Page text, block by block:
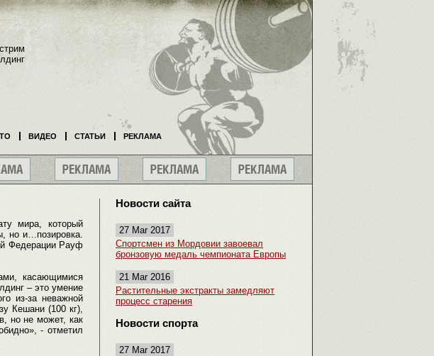
мира, который
но и…позировка.
Федерации Рауф
касающимися
– это умение
из-за неважной
Кешани (100 кг),
но не может, как
- отметил
Новости сайта
27 Mar 2017
Спортсмен из Мордовии завоевал
бронзовую медаль чемпионата Европы
21 Mar 2016
Растительные экстракты замедляют
процесс старения
Новости спорта
27 Mar 2017
ВИДЕО СТАТЬИ РЕКЛАМА